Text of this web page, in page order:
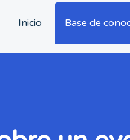
Inicio Base de